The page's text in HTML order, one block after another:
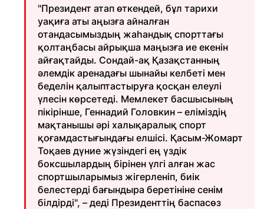
"Президент атап өткендей, бұл тарихи
уақиға аты аңызға айналған
отандасымыздың жаһандық спорттағы
қолтаңбасы айрықша маңызға ие екенін
айғақтайды. Сондай-ақ Қазақстанның
әлемдік аренадағы шынайы келбеті мен
беделін қалыптастыруға қосқан елеулі
үлесін көрсетеді. Мемлекет басшысының
пікірінше, Геннадий Головкин – еліміздің
мақтанышы әрі халықаралық спорт
қоғамдастығындағы елшісі. Қасым-Жомарт
Тоқаев дүние жүзіндегі ең үздік
боксшылардың бірінен үлгі алған жас
спортшыларымыз жігерленіп, биік
белестерді бағындыра беретініне сенім
білдірді", – деді Президенттің баспасөз